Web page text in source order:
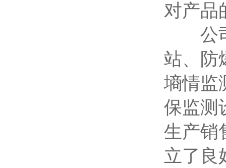
对产品
公司
站、防
墒情监
保监测
生产销
立了良